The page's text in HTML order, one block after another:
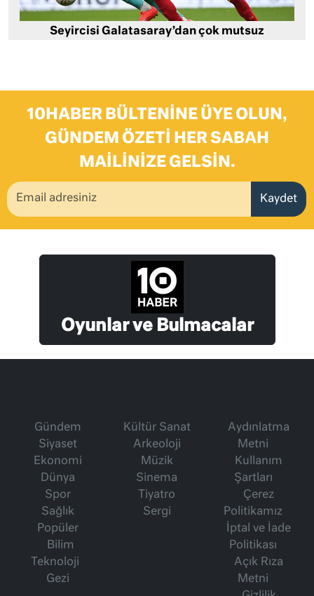
Seyircisi Galatasaray’dan çok mutsuz
10HABER BÜLTENINE ÜYE OLUN,
GÜNDEM ÖZETI HER SABAH
MAILINIZE GELSIN.
Kaydet
Oyunlar ve Bulmacalar
Gündem
Siyaset
Ekonomi
Dünya
Spor
Sağlık
Popüler
Bilim
Teknoloji
Gezi
Kültür Sanat
Arkeoloji
Müzik
Sinema
Tiyatro
Sergi
Aydınlatma
Metni
Kullanım
Şartları
Çerez
Politikamız
İptal ve İade
Politikası
Açık Rıza
Metni